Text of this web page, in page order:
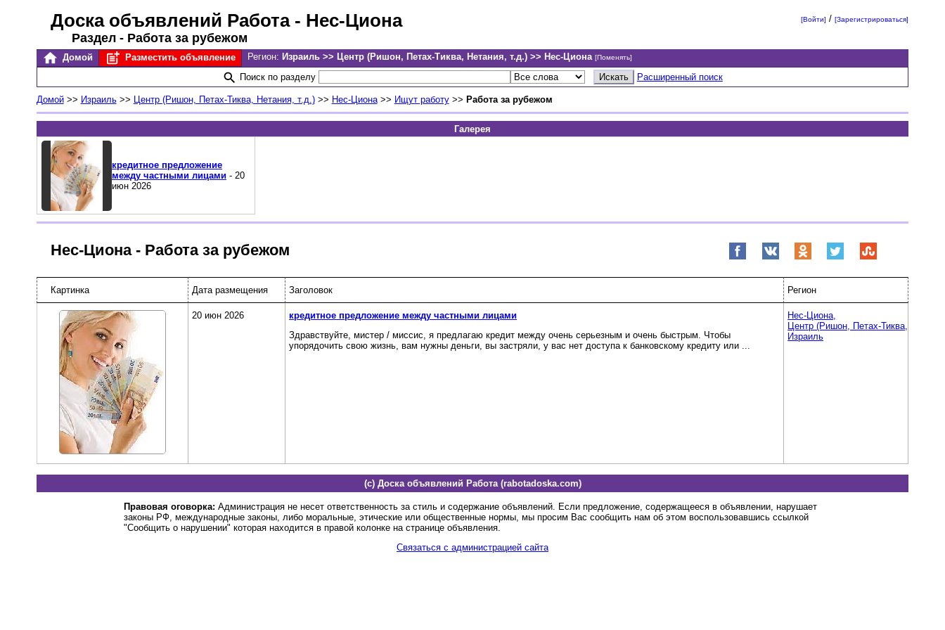
Доска объявлений Работа- Нес-Циона
Раздел - Работа за рубежом
[Войти] /[Зарегистрироваться]
Домой Разместить объявление Регион: Израиль >> Центр (Ришон, Петах-Тиква, Нетания, т.д.) >> Нес-Циона [Поменять]
Поиск по разделу Расширенный поиск
Домой>> Израиль>> Центр (Ришон, Петах-Тиква, Нетания, т.д.)>> Нес-Циона>> Ищут работу>> Работа за рубежом
Галерея
кредитное предложение
между частными лицами- 20
июн 2026
Нес-Циона - Работа за рубежом
Картинка Дата размещения Заголовок Регион
20 июн 2026
кредитное предложение между частными лицами
Здравствуйте, мистер / миссис, я предлагаю кредит между очень серьезным и очень быстрым. Чтобы
упорядочить свою жизнь, вам нужны деньги, вы застряли, у вас нет доступа к банковскому кредиту или ...
Нес-Циона,
Центр (Ришон, Петах-Тиква,
Израиль
(c) Доска объявлений Работа (rabotadoska.com)
Правовая оговорка: Администрация не несет ответственность за стиль и содержание объявлений. Если предложение, содержащееся в объявлении, нарушает
законы РФ, международные законы, либо моральные, этические или общественные нормы, мы просим Вас сообщить нам об этом воспользовавшись ссылкой
"Сообщить о нарушении" которая находится в правой колонке на странице объявления.
Связаться с администрацией сайта